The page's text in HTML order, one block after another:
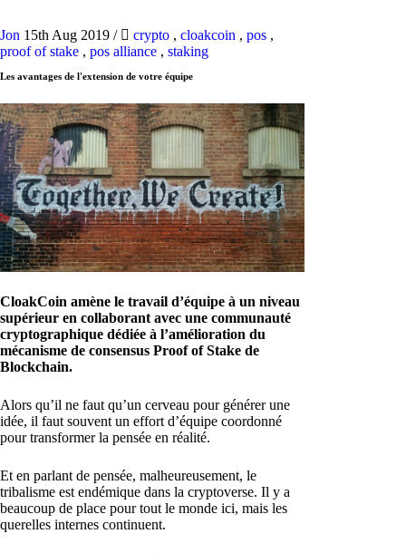
Jon 15th Aug 2019 / crypto , cloakcoin , pos ,
proof of stake , pos alliance , staking
Les avantages de l'extension de votre équipe
CloakCoin amène le travail d’équipe à un niveau
supérieur en collaborant avec une communauté
cryptographique dédiée à l’amélioration du
mécanisme de consensus Proof of Stake de
Blockchain.
Alors qu’il ne faut qu’un cerveau pour générer une
idée, il faut souvent un effort d’équipe coordonné
pour transformer la pensée en réalité.
Et en parlant de pensée, malheureusement, le
tribalisme est endémique dans la cryptoverse. Il y a
beaucoup de place pour tout le monde ici, mais les
querelles internes continuent.